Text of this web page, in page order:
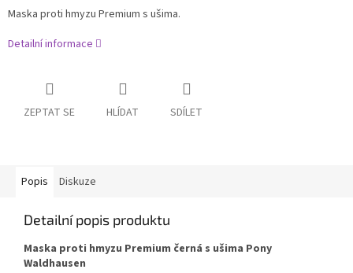
Maska proti hmyzu Premium s ušima.
Detailní informace
ZEPTAT SE HLÍDAT SDÍLET
Popis Diskuze
Detailní popis produktu
Maska proti hmyzu Premium černá s ušima Pony
Waldhausen